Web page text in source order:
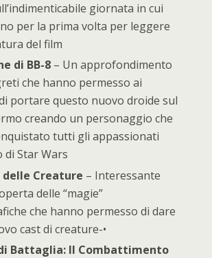
giornata in cui
per la prima volta per leggere
del film
di BB-8 – Un approfondimento
che hanno permesso ai
portare questo nuovo droide sul
creando un personaggio che
tutti gli appassionati
di Star Wars
delle Creature – Interessante
delle “magie”
che hanno permesso di dare
cast di creature-•
Battaglia: Il Combattimento